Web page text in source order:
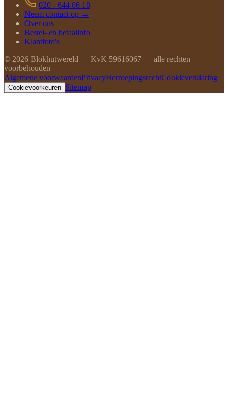
020 - 644 06 18
Neem contact op →
Over ons
Bestel- en betaalinfo
Klantfoto's
© 2026 Blokhutwereld — KvK 59616067 — alle rechten
voorbehouden
Algemene voorwaardenPrivacyHerroepingsrechtCookieverklaring
Cookievoorkeuren Sitemap